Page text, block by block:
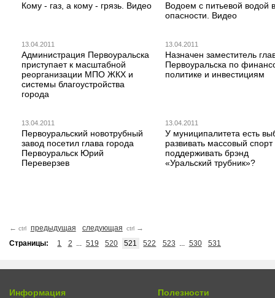
Кому - газ, а кому - грязь. Видео
Водоем с питьевой водой в
опасности. Видео
13.04.2011
Администрация Первоуральска
приступает к масштабной
реорганизации МПО ЖКХ и
системы благоустройства
города
13.04.2011
Назначен заместитель
Первоуральска по
политике и инвестициям
13.04.2011
Первоуральский новотрубный
завод посетил глава города
Первоуральск Юрий
Переверзев
13.04.2011
У муниципалитета есть
развивать массовый
поддерживать брэнд
«Уральский трубник»?
← ctrl предыдущая следующая ctrl →
Страницы:
1 2 ... 519 520 521 522 523 ... 530 531
Информация Полезности